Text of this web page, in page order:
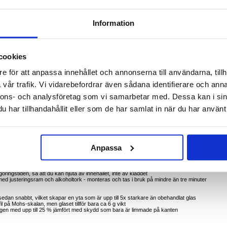
Information
för att anpassa innehållet och annonserna till användarna,
trafik. Vi vidarebefordrar även sådana identifierare och
och analysföretag som vi samarbetar med. Dessa kan i
har tillhandahållit eller som de har samlat in när du har
Anpassa
nycklar, mynt och fickgrus
för en fräsch Huawei Pura 90-skärm hela dagen
och bevarar precisionen i touchsvaret
som stänger ute damm och lyfter den visuella inramningen
släpper ut luft för enkel installation utan mellanrum
verklighetstrogen HDR-uppspelning
vid exponeringskontroller på skärmen
ID-sensorer och högtalare förblir perfekt inriktade
så att du kan njuta av innehållet, inte av kladdet
justeringsram och alkoholtork - monteras och tas i bruk på mindre än tre minuter
snabbt, vilket skapar en yta som är upp till 5x starkare än obehandlat glas
på Mohs-skalan, men glaset tillför bara ca 6 g vikt
med upp till 25 % jämfört med skydd som bara är limmade på kanten